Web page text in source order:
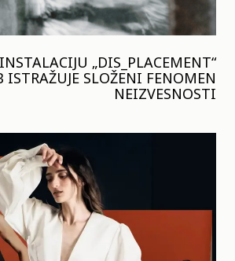
„DIS_PLACEMENT“
ISTRAŽUJE SLOŽENI FENOMEN
NEIZVESNOSTI